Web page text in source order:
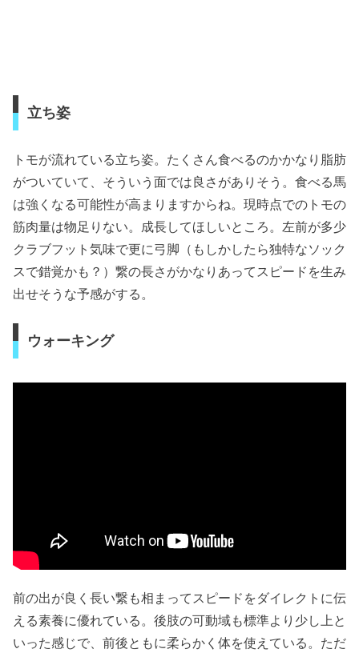
立ち姿
トモが流れている立ち姿。たくさん食べるのかかなり脂肪
がついていて、そういう面では良さがありそう。食べる馬
は強くなる可能性が高まりますからね。現時点でのトモの
筋肉量は物足りない。成長してほしいところ。左前が多少
クラブフット気味で更に弓脚（もしかしたら独特なソック
スで錯覚かも？）繋の長さがかなりあってスピードを生み
出せそうな予感がする。
ウォーキング
前の出が良く長い繋も相まってスピードをダイレクトに伝
える素養に優れている。後肢の可動域も標準より少し上と
いった感じで、前後ともに柔らかく体を使えている。ただ